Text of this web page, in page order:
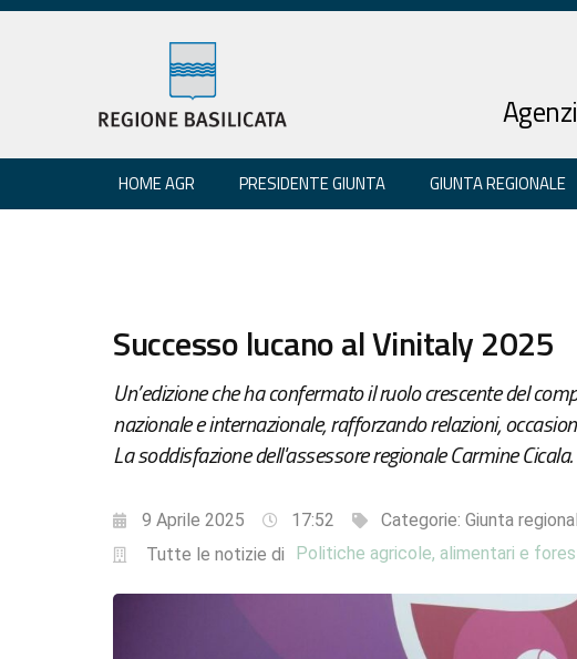
HOME AGR PRESIDENTE GIUNTA GIUNTA REGIONALE
Successo lucano al Vinitaly 2025
Un’edizione che ha confermato il ruolo crescente del
nazionale e internazionale, rafforzando relazioni,
La soddisfazione dell'assessore regionale Carmine Cicala.
9 Aprile 2025 17:52 Categorie: Giunta
Tutte le notizie di
Politiche agricole, alimentari e